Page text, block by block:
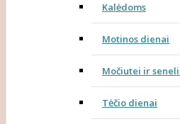
Kalėdoms
Motinos dienai
Močiutei ir
Tėčio dienai